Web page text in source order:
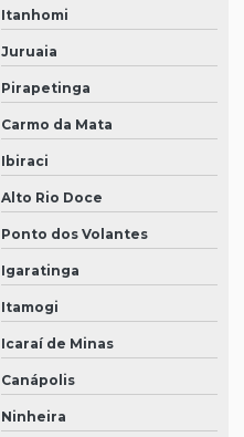
Itanhomi
Juruaia
Pirapetinga
Carmo da Mata
Ibiraci
Alto Rio Doce
Ponto dos Volantes
Igaratinga
Itamogi
Icaraí de Minas
Canápolis
Ninheira